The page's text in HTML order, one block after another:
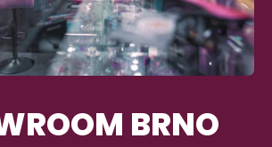
BRNO